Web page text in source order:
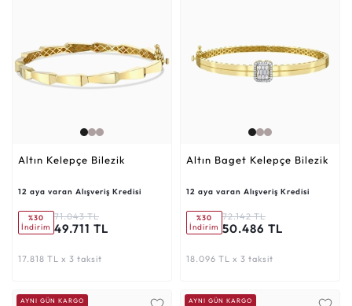
Altın Kelepçe Bilezik
12 aya varan Alışveriş Kredisi
%30
İndirim
71.043 TL
49.711 TL
17.818 TL x 3 taksit
Altın Baget Kelepçe Bilezik
12 aya varan Alışveriş Kredisi
%30
İndirim
72.142 TL
50.486 TL
18.096 TL x 3 taksit
AYNI GÜN KARGO AYNI GÜN KARGO